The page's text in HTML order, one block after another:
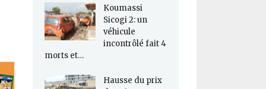
Koumassi
Sicogi 2: un
véhicule
incontrôlé fait 4
morts et…
Hausse du prix